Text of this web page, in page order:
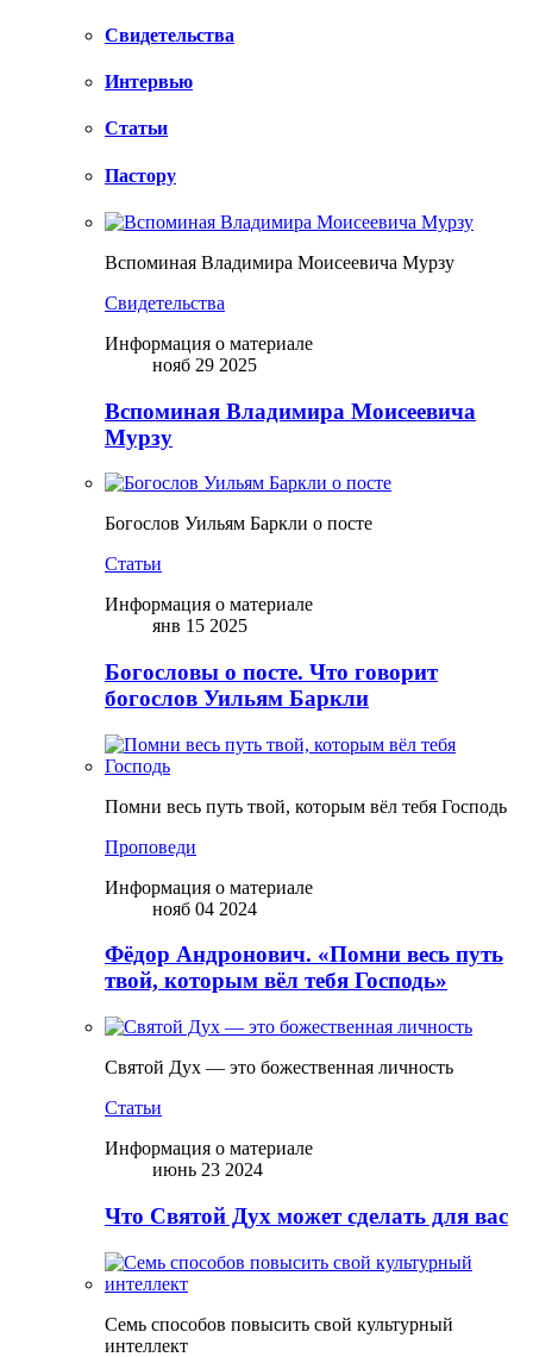
Свидетельства
Интервью
Статьи
Пастору
Вспоминая Владимира Моисеевича Мурзу
Свидетельства
Информация о материале
нояб 29 2025
Вспоминая Владимира Моисеевича
Мурзу
Богослов Уильям Баркли о посте
Статьи
Информация о материале
янв 15 2025
Богословы о посте. Что говорит
богослов Уильям Баркли
Помни весь путь твой, которым вёл тебя Господь
Проповеди
Информация о материале
нояб 04 2024
Фёдор Андронович. «Помни весь путь
твой, которым вёл тебя Господь»
Святой Дух — это божественная личность
Статьи
Информация о материале
июнь 23 2024
Что Святой Дух может сделать для вас
Семь способов повысить свой культурный
интеллект